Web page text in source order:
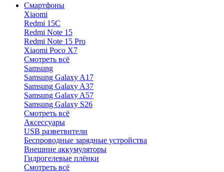
Смартфоны
Xiaomi
Redmi 15C
Redmi Note 15
Redmi Note 15 Pro
Xiaomi Poco X7
Смотреть всё
Samsung
Samsung Galaxy A17
Samsung Galaxy A37
Samsung Galaxy A57
Samsung Galaxy S26
Смотреть всё
Аксессуары
USB разветвители
Беспроводные зарядные устройства
Внешние аккумуляторы
Гидрогелевые плёнки
Смотреть всё